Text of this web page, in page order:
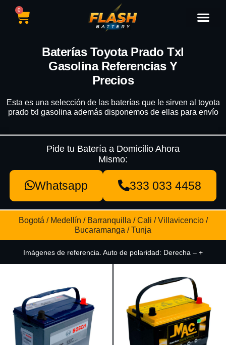
0
Baterías Toyota Prado Txl
Gasolina Referencias Y
Precios
Esta es una selección de las baterías que le sirven al toyota
prado txl gasolina además disponemos de ellas para envío
Pide tu Batería a Domicilio Ahora
Mismo:
Whatsapp 333 033 4458
Bogotá / Medellín / Barranquilla / Cali / Villavicencio /
Bucaramanga / Tunja
Imágenes de referencia. Auto de polaridad: Derecha – +